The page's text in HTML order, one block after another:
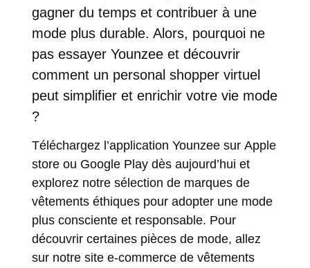
gagner du temps et contribuer à une
mode plus durable. Alors, pourquoi ne
pas essayer Younzee et découvrir
comment un personal shopper virtuel
peut simplifier et enrichir votre vie mode
?
Téléchargez l’application Younzee sur Apple
store ou Google Play dès aujourd’hui et
explorez notre sélection de marques de
vêtements éthiques pour adopter une mode
plus consciente et responsable. Pour
découvrir certaines pièces de mode, allez
sur notre site e-commerce de vêtements